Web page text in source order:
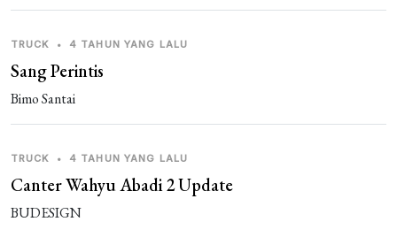
TRUCK • 4 TAHUN YANG LALU
Sang Perintis
Bimo Santai
TRUCK • 4 TAHUN YANG LALU
Canter Wahyu Abadi 2 Update
BUDESIGN